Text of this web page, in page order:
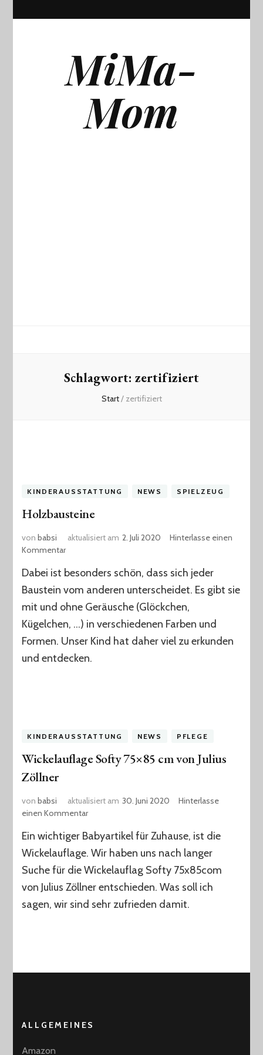
MiMa-
Mom
Schlagwort: zertifiziert
Start/ zertifiziert
KINDERAUSSTATTUNG NEWS SPIELZEUG
Holzbausteine
vonbabsi aktualisiert am 2. Juli 2020
Hinterlasse einen
Kommentarzu
Dabei ist besonders schön, dass sich jeder
Baustein vom anderen unterscheidet. Es gibt sie
mit und ohne Geräusche (Glöckchen,
Kügelchen, …) in verschiedenen Farben und
Formen. Unser Kind hat daher viel zu erkunden
und entdecken.
KINDERAUSSTATTUNG NEWS PFLEGE
Wickelauflage Softy 75×85 cm von Julius
Zöllner
vonbabsi aktualisiert am 30. Juni 2020
Hinterlasse
einen Kommentarzu
Softy
75×85
von
Julius
Zöllner
Ein wichtiger Babyartikel für Zuhause, ist die
Wickelauflage. Wir haben uns nach langer
Suche für die Wickelauflag Softy 75x85com
von Julius Zöllner entschieden. Was soll ich
sagen, wir sind sehr zufrieden damit.
ALLGEMEINES
Amazon